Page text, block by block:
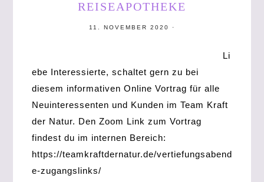
REISEAPOTHEKE
11. NOVEMBER 2020 ·
Li
ebe Interessierte, schaltet gern zu bei
diesem informativen Online Vortrag für alle
Neuinteressenten und Kunden im Team Kraft
der Natur. Den Zoom Link zum Vortrag
findest du im internen Bereich:
https://teamkraftdernatur.de/vertiefungsabend
e-zugangslinks/